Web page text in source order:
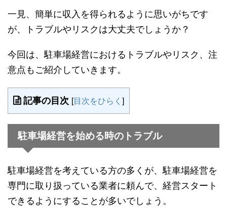
一見、簡単に収入を得られるように思いがちです
が、トラブルやリスクは大丈夫でしょうか？
今回は、駐車場経営におけるトラブルやリスク、注
意点もご紹介していきます。
記事の目次 [目次をひらく ]
駐車場経営を始める時のトラブル
駐車場経営を考えている方の多くが、駐車場経営を
専門に取り扱っている業者に頼んで、経営スタート
できるようにすることが多いでしょう。